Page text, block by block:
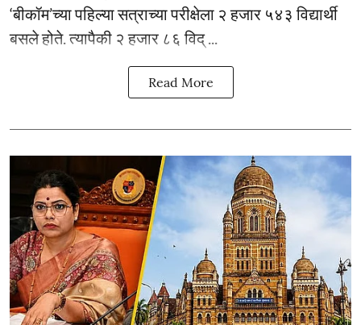
‘बीकॉम’च्या पहिल्या सत्राच्या परीक्षेला २ हजार ५४३ विद्यार्थी
बसले होते. त्यापैकी २ हजार ८६ विद् ...
Read More